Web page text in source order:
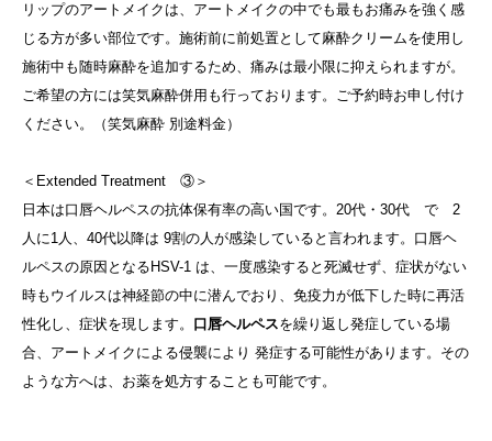
リップのアートメイクは、アートメイクの中でも最もお痛みを強く感
じる方が多い部位です。施術前に前処置として麻酔クリームを使用し
施術中も随時麻酔を追加するため、痛みは最小限に抑えられますが。
ご希望の方には笑気麻酔併用も行っております。ご予約時お申し付け
ください。（笑気麻酔 別途料金）
＜Extended Treatment ③＞
日本は口唇ヘルペスの抗体保有率の高い国です。20代・30代 で 2
人に1人、40代以降は 9割の人が感染していると言われます。口唇ヘ
ルペスの原因となるHSV-1 は、一度感染すると死滅せず、症状がない
時もウイルスは神経節の中に潜んでおり、免疫力が低下した時に再活
性化し、症状を現します。 口唇ヘルペスを繰り返し発症している場
合、アートメイクによる侵襲により 発症する可能性があります。その
ような方へは、お薬を処方することも可能です。